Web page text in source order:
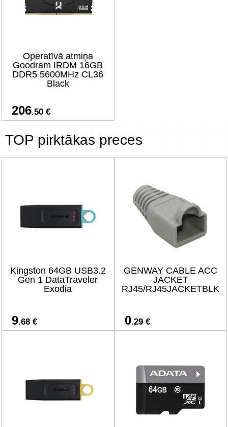
Operatīvā atmiņa
Goodram IRDM 16GB
DDR5 5600MHz CL36
Black
206.50 €
TOP pirktākas preces
Kingston 64GB USB3.2
Gen 1 DataTraveler
Exodia
9.68 €
GENWAY CABLE ACC
JACKET
RJ45/RJ45JACKETBLK
0.29 €